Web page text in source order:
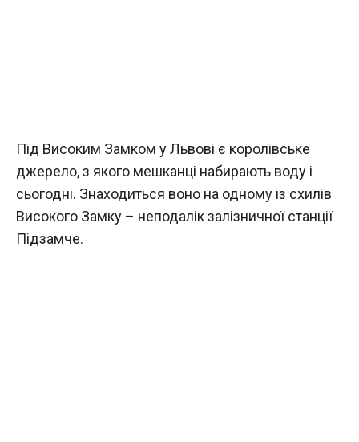
Під Високим Замком у Львові є королівське
джерело, з якого мешканці набирають воду і
сьогодні. Знаходиться воно на одному із схилів
Високого Замку – неподалік залізничної станції
Підзамче.